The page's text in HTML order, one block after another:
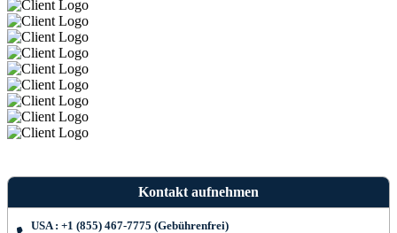
Kontakt aufnehmen
USA : +1 (855) 467-7775 (Gebührenfrei)